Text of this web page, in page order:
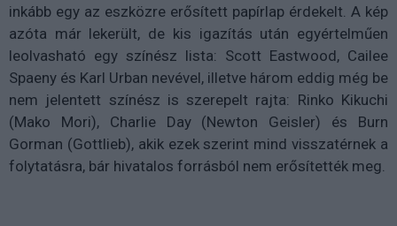
inkább egy az eszközre erősített papírlap érdekelt. A kép
azóta már lekerült, de kis igazítás után egyértelműen
leolvasható egy színész lista: Scott Eastwood, Cailee
Spaeny és Karl Urban nevével, illetve három eddig még be
nem jelentett színész is szerepelt rajta: Rinko Kikuchi
(Mako Mori), Charlie Day (Newton Geisler) és Burn
Gorman (Gottlieb), akik ezek szerint mind visszatérnek a
folytatásra, bár hivatalos forrásból nem erősítették meg.